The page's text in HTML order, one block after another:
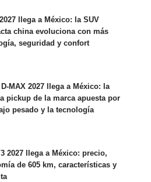
llega a México: la SUV
china evoluciona con más
seguridad y confort
D-MAX 2027 llega a México: la
pickup de la marca apuesta por
pesado y la tecnología
2027 llega a México: precio,
de 605 km, características y